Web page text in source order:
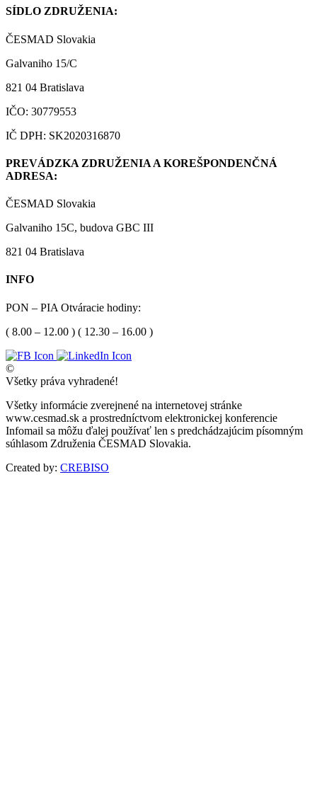
SÍDLO ZDRUŽENIA:
ČESMAD Slovakia
Galvaniho 15/C
821 04 Bratislava
IČO: 30779553
IČ DPH: SK2020316870
PREVÁDZKA ZDRUŽENIA A KOREŠPONDENČNÁ
ADRESA:
ČESMAD Slovakia
Galvaniho 15C, budova GBC III
821 04 Bratislava
INFO
PON – PIA Otváracie hodiny:
( 8.00 – 12.00 ) ( 12.30 – 16.00 )
©
Všetky práva vyhradené!
Všetky informácie zverejnené na internetovej stránke
www.cesmad.sk a prostredníctvom elektronickej konferencie
Infomail sa môžu ďalej používať len s predchádzajúcim písomným
súhlasom Združenia ČESMAD Slovakia.
Created by: CREBISO